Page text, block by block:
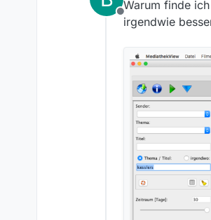
Da
Gruß
Offline
Warum finde
irgendwie